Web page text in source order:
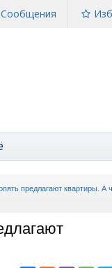
Сообщения
предлагают квартиры. А